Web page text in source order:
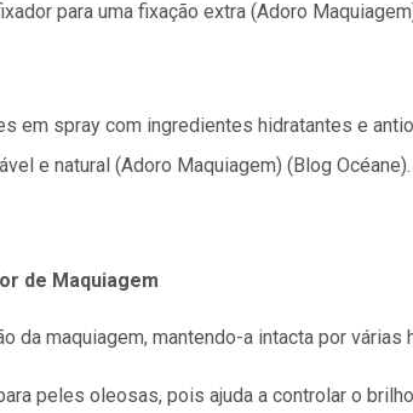
para uma fixação extra​ (Adoro
em spray com ingredientes hidratantes e
e natural​ (Adoro Maquiagem)​​ (Blog Océane)​.
de Maquiagem
da maquiagem, mantendo-a intacta por várias
peles oleosas, pois ajuda a controlar o